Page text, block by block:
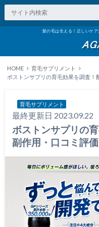
髪の毛は生える！正しいケ
HOME
育毛サプリメント
ボストンサプリの育毛効果を調査
育毛サプリメント
最終更新日 2023.09.22
ボストンサプリの
副作用・口コミ評